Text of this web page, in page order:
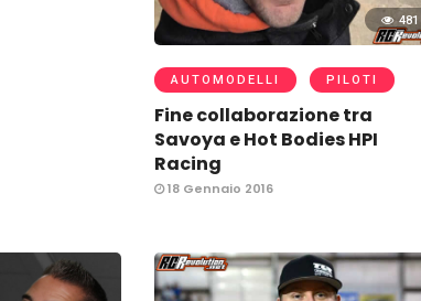
481
AUTOMODELLI PILOTI
Fine collaborazione tra
Savoya e Hot Bodies HPI
Racing
18 Gennaio 2016